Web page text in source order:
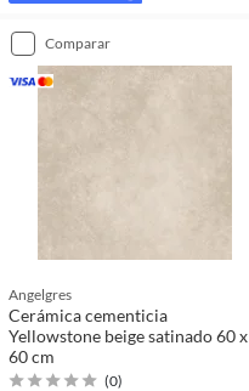
comparar
Angelgres
Cerámica cementicia
Yellowstone beige satinado 60 x
60 cm
(0)